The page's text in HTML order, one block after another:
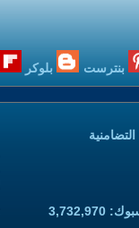
بنترست بلوكر